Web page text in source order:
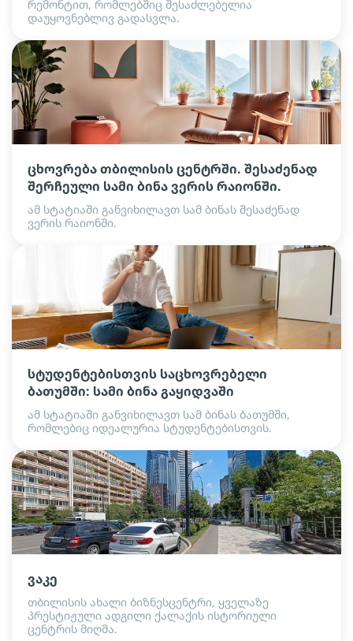
რემონტით, რომლებშიც შესაძლებელია
დაუყოვნებლივ გადასვლა.
ცხოვრება თბილისის ცენტრში. შესაძენად
შერჩეული სამი ბინა ვერის რაიონში.
ამ სტატიაში განვიხილავთ სამ ბინას შესაძენად
ვერის რაიონში.
სტუდენტებისთვის საცხოვრებელი
ბათუმში: სამი ბინა გაყიდვაში
ამ სტატიაში განვიხილავთ სამ ბინას ბათუმში,
რომლებიც იდეალურია სტუდენტებისთვის.
ვაკე
თბილისის ახალი ბიზნესცენტრი, ყველაზე
პრესტიჟული ადგილი ქალაქის ისტორიული
ცენტრის მიღმა.